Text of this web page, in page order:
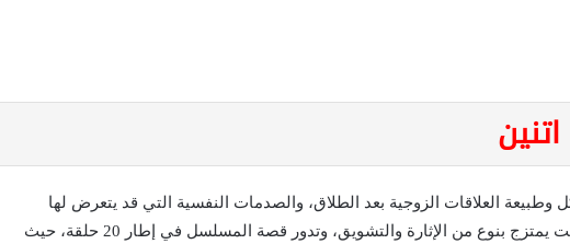
العلاقات الزوجية بعد الطلاق، والصدمات النفسية التي قد يتعرض لها
الزوجان، في إطار اجتماعي لايت يمتزج بنوع من الإثارة والتشويق، وتدور قصة المسلسل في إطار 20 حلقة، حيث